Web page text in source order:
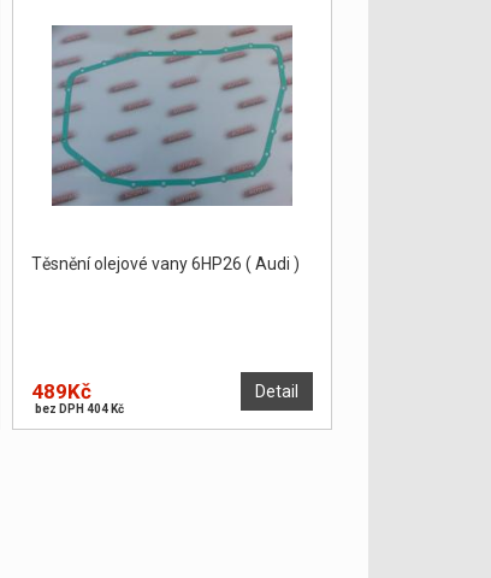
Těsnění olejové vany 6HP26 ( Audi )
Detail
489Kč
bez DPH 404 Kč